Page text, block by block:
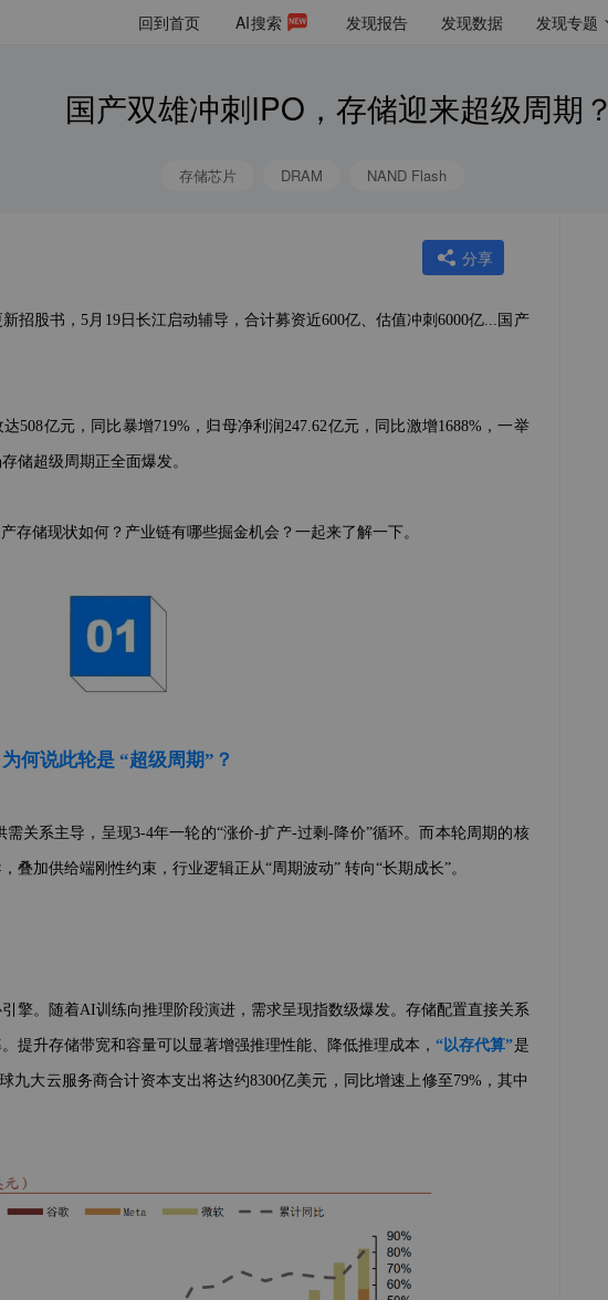
回到首页 AI搜索 发现报告 发现数据 发现专题
国产双雄冲刺IPO，存储迎来超级周期？
存储芯片 DRAM NAND Flash
分享
招股书，5月19日长江启动辅导，合计募资近600亿、估值冲刺6000亿...国产
508亿元，同比暴增719%，归母净利润247.62亿元，同比激增1688%，一举
储超级周期正全面爆发。
存储现状如何？产业链有哪些掘金机会？一起来了解一下。
为何说此轮是 “超级周期”？
关系主导，呈现3-4年一轮的“涨价-扩产-过剩-降价”循环。而本轮周期的核
叠加供给端刚性约束，行业逻辑正从“周期波动” 转向“长期成长”。
擎。随着AI训练向推理阶段演进，需求呈现指数级爆发。存储配置直接关系
提升存储带宽和容量可以显著增强推理性能、降低推理成本，“以存代算”是
九大云服务商合计资本支出将达约8300亿美元，同比增速上修至79%，其中